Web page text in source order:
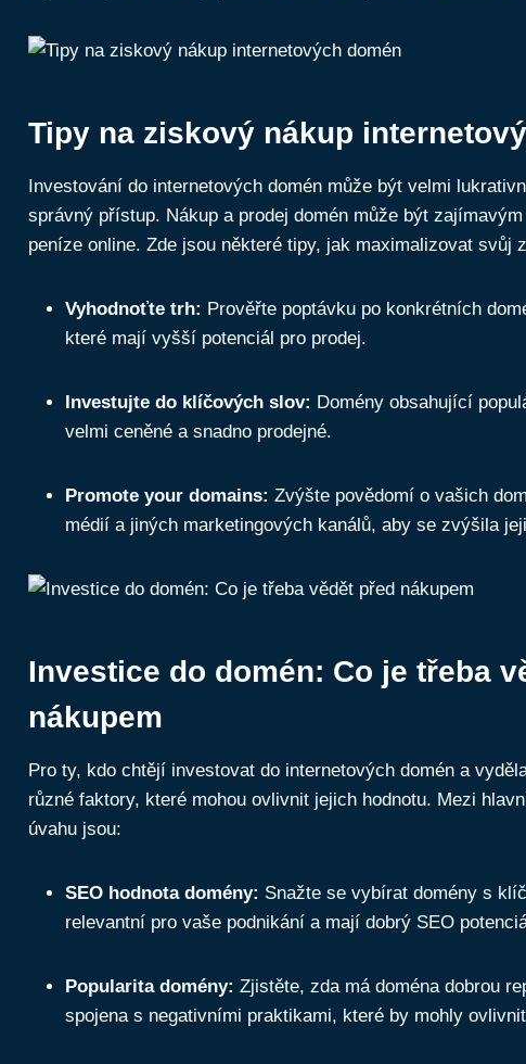
Tipy na ziskový nákup
Investování do internetových domén může být velmi
správný přístup. Nákup a prodej domén může být
peníze online. Zde jsou některé tipy, jak maximalizovat svůj
Vyhodnoťte trh: Prověřte poptávku po konkrétních
které mají vyšší potenciál pro prodej.
Investujte do klíčových slov: Domény obsahující
velmi ceněné a snadno prodejné.
Promote your domains: Zvýšte povědomí o vašich
médií a jiných marketingových kanálů, aby se zvýšila
Investice do domén: Co je třeba
nákupem
Pro ty, kdo chtějí investovat do internetových domén a
různé faktory, které mohou ovlivnit jejich hodnotu. Mezi
úvahu jsou:
SEO hodnota domény: Snažte se vybírat domény s
relevantní pro vaše podnikání a mají dobrý SEO
Popularita domény: Zjistěte, zda má doména dobrou
spojena s negativními praktikami, které by mohly